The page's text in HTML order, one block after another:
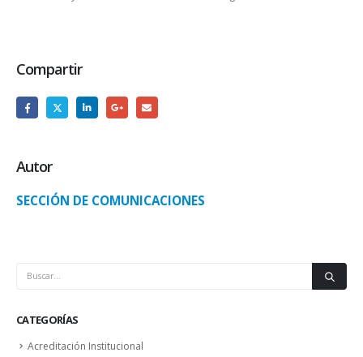
Compartir
Autor
SECCIÓN DE COMUNICACIONES
CATEGORÍAS
Acreditación Institucional